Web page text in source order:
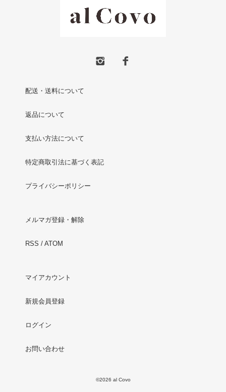
配送・送料について
返品について
支払い方法について
特定商取引法に基づく表記
プライバシーポリシー
メルマガ登録・解除
RSS / ATOM
マイアカウント
新規会員登録
ログイン
お問い合わせ
©2026 al Covo